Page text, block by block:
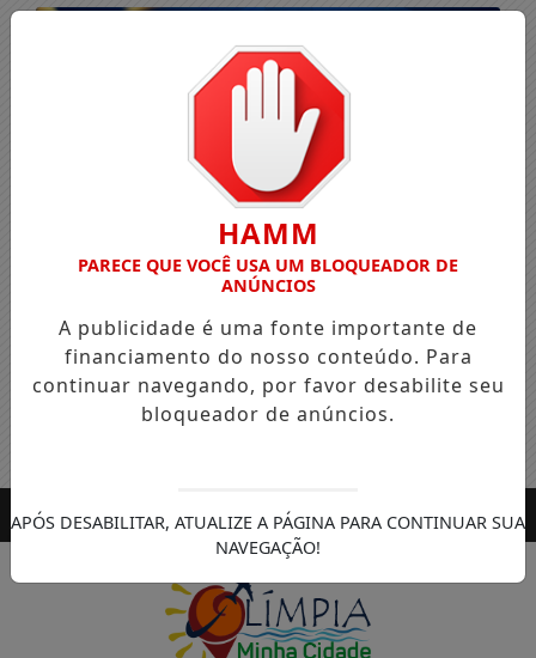
Entrar
HAMM
PARECE QUE VOCÊ USA UM BLOQUEADOR DE
ANÚNCIOS
A publicidade é uma fonte importante de
financiamento do nosso conteúdo. Para
continuar navegando, por favor desabilite seu
bloqueador de anúncios.
APÓS DESABILITAR, ATUALIZE A PÁGINA PARA CONTINUAR SUA
NAVEGAÇÃO!